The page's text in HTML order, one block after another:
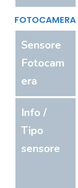
FOTOCAMERA
Sensore
Fotocam
era
Info /
Tipo
sensore